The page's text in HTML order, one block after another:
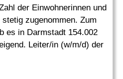
der Einwohnerinnen und
zugenommen. Zum
es in Darmstadt 154.002
Leiter/in (w/m/d) der